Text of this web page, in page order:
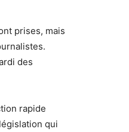
prises, mais
des
rapide
qui